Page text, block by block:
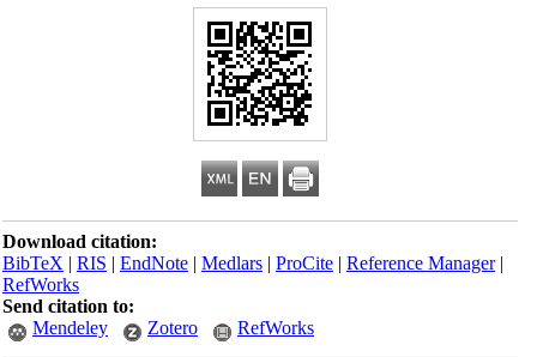
Download citation:
BibTeX|RIS|EndNote|Medlars|ProCite|Reference Manager
RefWorks
Send citation to:
Mendeley
Zotero RefWorks